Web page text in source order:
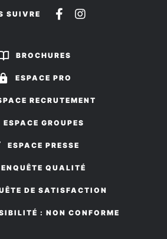
SUIVRE
Suivez-
sur
Suivez-
BROCHURES
ESPACE PRO
RECRUTEMENT
ESPACE GROUPES
ESPACE PRESSE
ENQUÊTE QUALITÉ
DE SATISFACTION
: NON CONFORME